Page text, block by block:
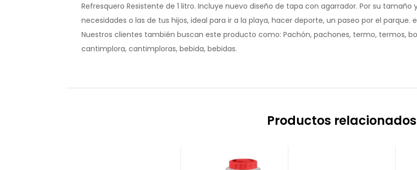
Refresquero Resistente de 1 litro. Incluye nuevo diseño de tapa con agarrador. Por su
necesidades o las de tus hijos, ideal para ir a la playa, hacer deporte, un paseo por el
Nuestros clientes también buscan este producto como: Pachón, pachones, termo, termos,
cantimplora, cantimploras, bebida, bebidas.
Productos relacionados